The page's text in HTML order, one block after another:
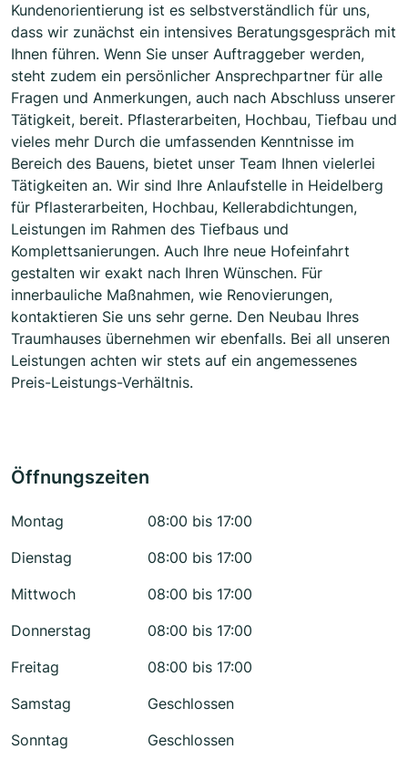
Kundenorientierung ist es selbstverständlich für uns,
dass wir zunächst ein intensives Beratungsgespräch mit
Ihnen führen. Wenn Sie unser Auftraggeber werden,
steht zudem ein persönlicher Ansprechpartner für alle
Fragen und Anmerkungen, auch nach Abschluss unserer
Tätigkeit, bereit. Pflasterarbeiten, Hochbau, Tiefbau und
vieles mehr Durch die umfassenden Kenntnisse im
Bereich des Bauens, bietet unser Team Ihnen vielerlei
Tätigkeiten an. Wir sind Ihre Anlaufstelle in Heidelberg
für Pflasterarbeiten, Hochbau, Kellerabdichtungen,
Leistungen im Rahmen des Tiefbaus und
Komplettsanierungen. Auch Ihre neue Hofeinfahrt
gestalten wir exakt nach Ihren Wünschen. Für
innerbauliche Maßnahmen, wie Renovierungen,
kontaktieren Sie uns sehr gerne. Den Neubau Ihres
Traumhauses übernehmen wir ebenfalls. Bei all unseren
Leistungen achten wir stets auf ein angemessenes
Preis-Leistungs-Verhältnis.
Öffnungszeiten
Montag
08:00 bis 17:00
Dienstag
08:00 bis 17:00
Mittwoch
08:00 bis 17:00
Donnerstag
08:00 bis 17:00
Freitag
08:00 bis 17:00
Samstag
Geschlossen
Sonntag
Geschlossen